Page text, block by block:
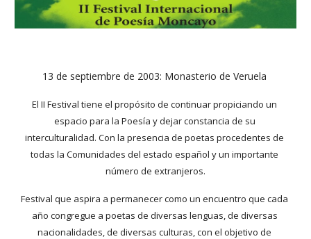
13 de septiembre de 2003: Monasterio de Veruela
El II Festival tiene el propósito de continuar propiciando un
espacio para la Poesía y dejar constancia de su
interculturalidad. Con la presencia de poetas procedentes de
todas la Comunidades del estado español y un importante
número de extranjeros.
Festival que aspira a permanecer como un encuentro que cada
año congregue a poetas de diversas lenguas, de diversas
nacionalidades, de diversas culturas, con el objetivo de